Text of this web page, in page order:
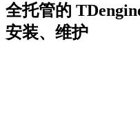
全托管的
安装、维护